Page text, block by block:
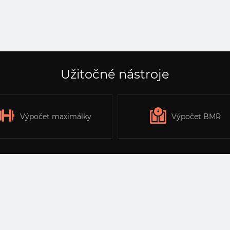
Užitočné nástroje
Výpočet maximálky Výpočet BMR